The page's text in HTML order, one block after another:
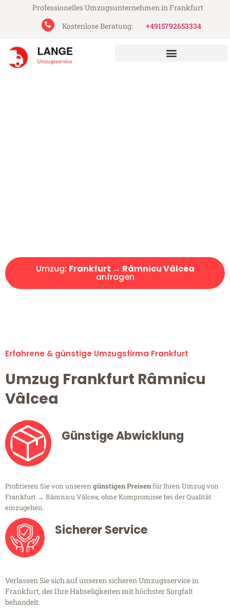
Professionelles Umzugsunternehmen in Frankfurt
Kostenlose Beratung:
+4915792653334
Umzug: Frankfurt → Râmnicu Vâlcea
anfragen
Erfahrene & günstige Umzugsfirma Frankfurt
Umzug Frankfurt Râmnicu
Vâlcea
Günstige Abwicklung
Profitieren Sie von unseren günstigen Preisenfür Ihren Umzug von
Frankfurt → Râmnicu Vâlcea, ohne Kompromisse bei der Qualität
einzugehen.
Sicherer Service
Verlassen Sie sich auf unseren sicheren Umzugsservice in
Frankfurt, der Ihre Habseligkeiten mit höchster Sorgfalt
behandelt.